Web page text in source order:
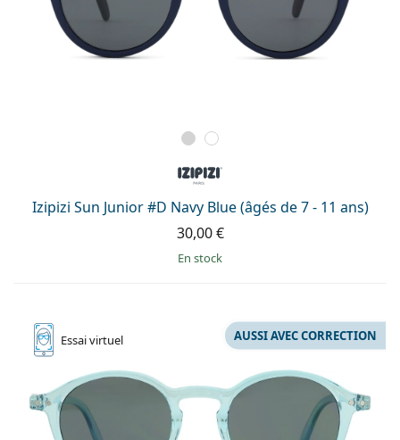
Izipizi Sun Junior #D Navy Blue (âgés de 7 - 11 ans)
30,00 €
en stock
Essaivirtuel AUSSI AVEC CORRECTION